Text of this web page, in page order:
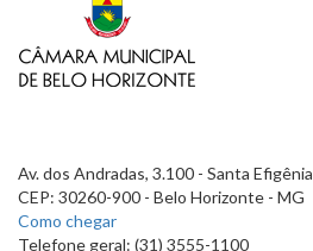
Av. dos Andradas, 3.100 - Santa Efigênia
CEP: 30260-900 - Belo Horizonte - MG
Como chegar
Telefone geral: (31) 3555-1100